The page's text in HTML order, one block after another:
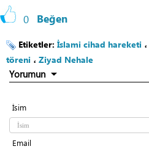
0 Beğen
Etiketler: İslami cihad hareketi ،
töreni ، Ziyad Nehale
Yorumun
İsim
Email